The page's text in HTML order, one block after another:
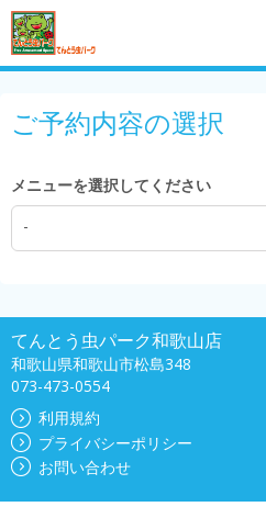
ご予約内容の選択
メニューを選択してください
-
てんとう虫パーク和歌山店
和歌山県和歌山市松島348
073-473-0554
利用規約
プライバシーポリシー
お問い合わせ